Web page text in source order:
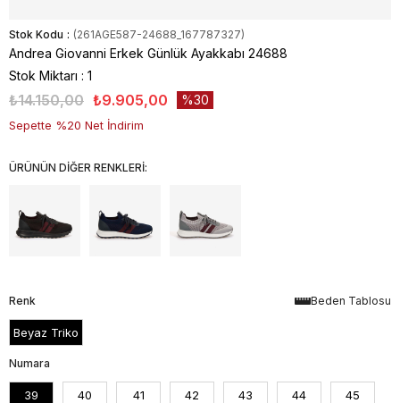
Stok Kodu (261AGE587-24688_167787327)
Andrea Giovanni Erkek Günlük Ayakkabı 24688
Stok Miktarı : 1
₺14.150,00 ₺9.905,00 30
Sepette %20 Net İndirim
ÜRÜNÜN DİĞER RENKLERİ:
Beden Tablosu
Renk
Beyaz Triko
Numara
39 40 41 42 43 44 45